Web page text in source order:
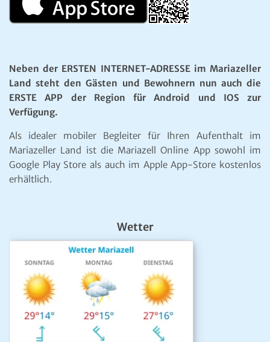
Neben der ERSTEN INTERNET-ADRESSE im Mariazeller
Land steht den Gästen und Bewohnern nun auch die
ERSTE APP der Region für Android und IOS zur
Verfügung.
Als idealer mobiler Begleiter für Ihren Aufenthalt im
Mariazeller Land ist die Mariazell Online App sowohl im
Google Play Store als auch im Apple App-Store kostenlos
erhältlich.
Wetter